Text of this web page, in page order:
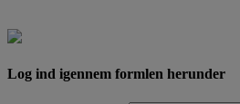
Log ind igennem formlen herunder